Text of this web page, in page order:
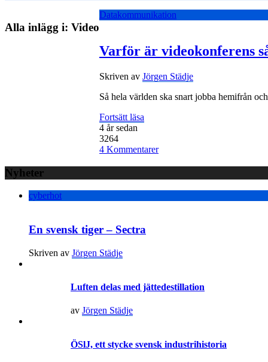
Alla inlägg i: Video
Datakommunikation
Varför är videokonferens
Skriven av Jörgen Städje
Så hela världen ska snart jobba hemifrån
Fortsätt läsa
4 år sedan
3264
4 Kommentarer
Nyheter
cyberhot
En svensk tiger – Sectra
Skriven av Jörgen Städje
Luften delas med jättedestillation
av Jörgen Städje
ÖSlJ, ett stycke svensk industrihistoria